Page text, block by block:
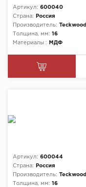
Артикул: 600040
Страна:
Россия
Производитель: Teckwood
Толщина, мм: 16
Материалы :
МДФ
Артикул: 600044
Страна:
Россия
Производитель: Teckwood
Толщина, мм: 16